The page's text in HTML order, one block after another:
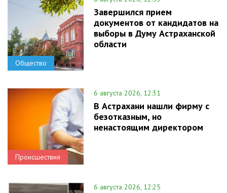
Общество
Завершился прием
документов от кандидатов на
выборы в Думу Астраханской
области
Происшествия
6 августа 2026, 12:31
В Астрахани нашли фирму с
безотказным, но
ненастоящим директором
6 августа 2026, 12:25